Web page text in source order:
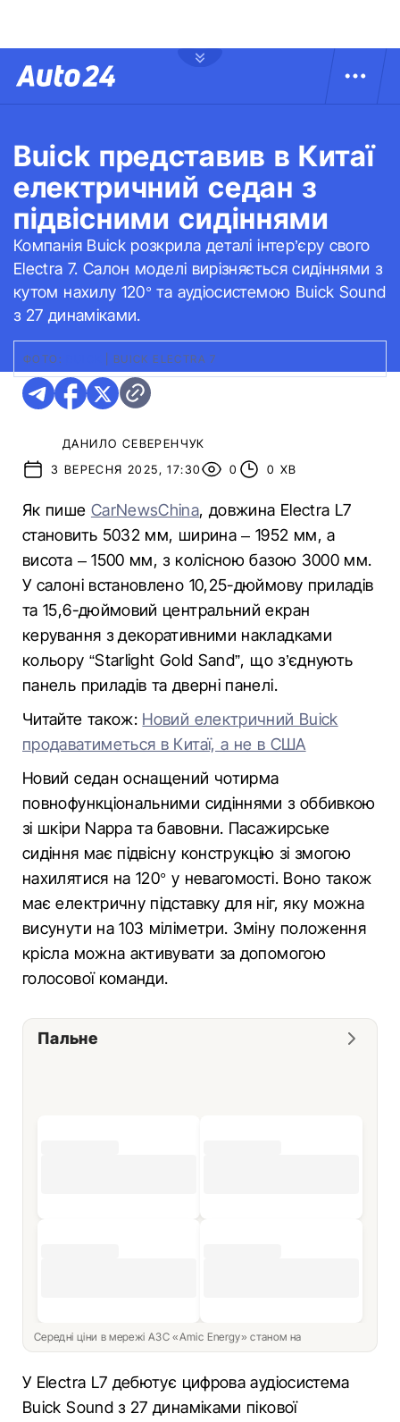
Buick представив в Китаї
електричний седан з
підвісними сидіннями
Компанія Buick розкрила деталі інтер’єру свого
Electra 7. Салон моделі вирізняється сидіннями з
кутом нахилу 120° та аудіосистемою Buick Sound
з 27 динаміками.
ФОТО: BUICK ELECTRA 7
ДАНИЛО СЕВЕРЕНЧУК
3 ВЕРЕСНЯ 2025, 17:30
0 0 ХВ
Як пише CarNewsChina, довжина Electra L7
становить 5032 мм, ширина – 1952 мм, а
висота – 1500 мм, з колісною базою 3000 мм.
У салоні встановлено 10,25-дюймову приладів
та 15,6-дюймовий центральний екран
керування з декоративними накладками
кольору “Starlight Gold Sand”, що з’єднують
панель приладів та дверні панелі.
Читайте також: Новий електричний Buick
продаватиметься в Китаї, а не в США
Новий седан оснащений чотирма
повнофункціональними сидіннями з оббивкою
зі шкіри Nappa та бавовни. Пасажирське
сидіння має підвісну конструкцію зі змогою
нахилятися на 120° у невагомості. Воно також
має електричну підставку для ніг, яку можна
висунути на 103 міліметри. Зміну положення
крісла можна активувати за допомогою
голосової команди.
Пальне
Середні ціни в мережі АЗС «Amic Energy» станом на
У Electra L7 дебютує цифрова аудіосистема
Buick Sound з 27 динаміками пікової